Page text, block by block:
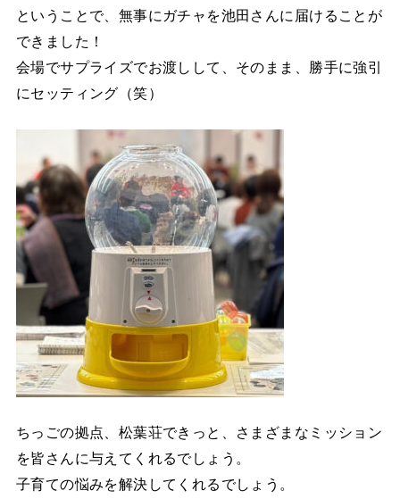
ということで、無事にガチャを池田さんに届けることが
できました！
会場でサプライズでお渡しして、そのまま、勝手に強引
にセッティング（笑）
ちっごの拠点、松葉荘できっと、さまざまなミッション
を皆さんに与えてくれるでしょう。
子育ての悩みを解決してくれるでしょう。